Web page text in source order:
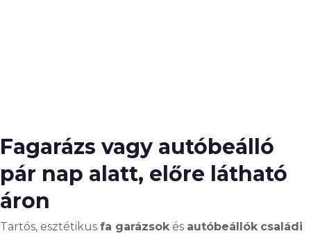
Fagarázs vagy autóbeálló
pár nap alatt, előre látható
áron
Tartós, esztétikus fa garázsokés autóbeállók családi